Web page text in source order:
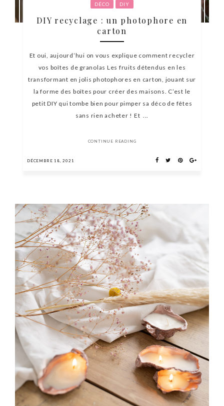
DÉCO DIY
DIY recyclage : un photophore en
carton
Et oui, aujourd’hui on vous explique comment recycler
vos boîtes de granolas Les fruits détendus en les
transformant en jolis photophores en carton, jouant sur
la forme des boîtes pour créer des maisons. C’est le
petit DIY qui tombe bien pour pimper sa déco de fêtes
sans rien acheter ! Et ...
CONTINUE READING
DÉCEMBRE 18, 2021